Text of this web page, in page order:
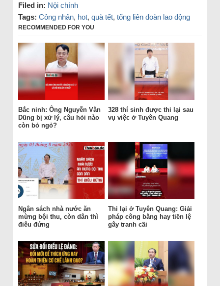
Filed in: Nội chính
Tags: Công nhân, hot, quà tết, tổng liên đoàn lao động
RECOMMENDED FOR YOU
Bắc ninh: Ông Nguyễn Văn
Dũng bị xử lý, câu hỏi nào
còn bỏ ngỏ?
328 thí sinh được thi lại sau
vụ việc ở Tuyên Quang
Ngân sách nhà nước ăn
mừng bội thu, còn dân thì
điêu đứng
Thi lại ở Tuyên Quang: Giải
pháp công bằng hay tiền lệ
gây tranh cãi